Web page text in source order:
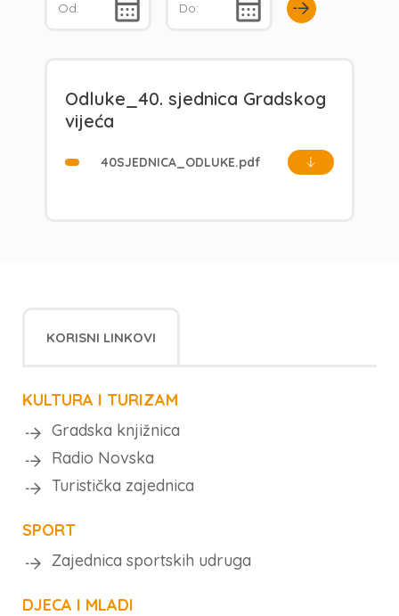
Odluke_40. sjednica Gradskog
vijeća
40SJEDNICA_ODLUKE.pdf
KORISNI LINKOVI
KULTURA I TURIZAM
Gradska knjižnica
Radio Novska
Turistička zajednica
SPORT
Zajednica sportskih udruga
DJECA I MLADI